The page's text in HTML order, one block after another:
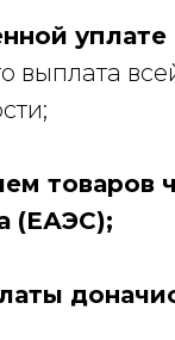
уплате
выплата
товаров
(ЕАЭС);